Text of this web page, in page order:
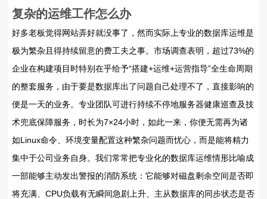
复杂的运维工作怎么办
好多老板觉得网站弄好就没事了，然而实际上专业的数据库运维是
极为繁杂且得持续留意的费工夫之事。市场调查表明，超过73%的
企业在构建项目时特别在乎给予“搭建+运维+运营指导”全生命周期
的整套服务，由于要是数据库出了问题自己处理不了，直接影响的
便是一天的业务。专业团队可进行持续不停地服务器健康巡查及技
术兜底保障服务，时长为7×24小时，如此一来，你便无需再为诸
如Linux命令、环境变量配置这种繁杂问题而忧心，而是能将精力
集中于公司业务自身。我们常常把专业化的数据库运维情形比喻成
一部能够主动发出警报的消防系统：它能够对磁盘剩余空间是否即
将充满、CPU负载有无瞬间急剧上升、主从数据库的同步状态是否